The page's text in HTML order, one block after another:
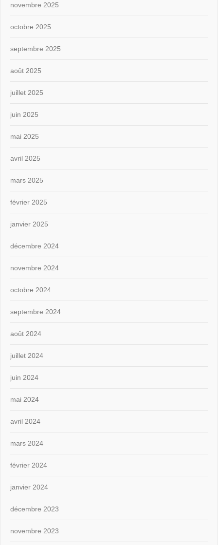
novembre 2025
octobre 2025
septembre 2025
août 2025
juillet 2025
juin 2025
mai 2025
avril 2025
mars 2025
février 2025
janvier 2025
décembre 2024
novembre 2024
octobre 2024
septembre 2024
août 2024
juillet 2024
juin 2024
mai 2024
avril 2024
mars 2024
février 2024
janvier 2024
décembre 2023
novembre 2023